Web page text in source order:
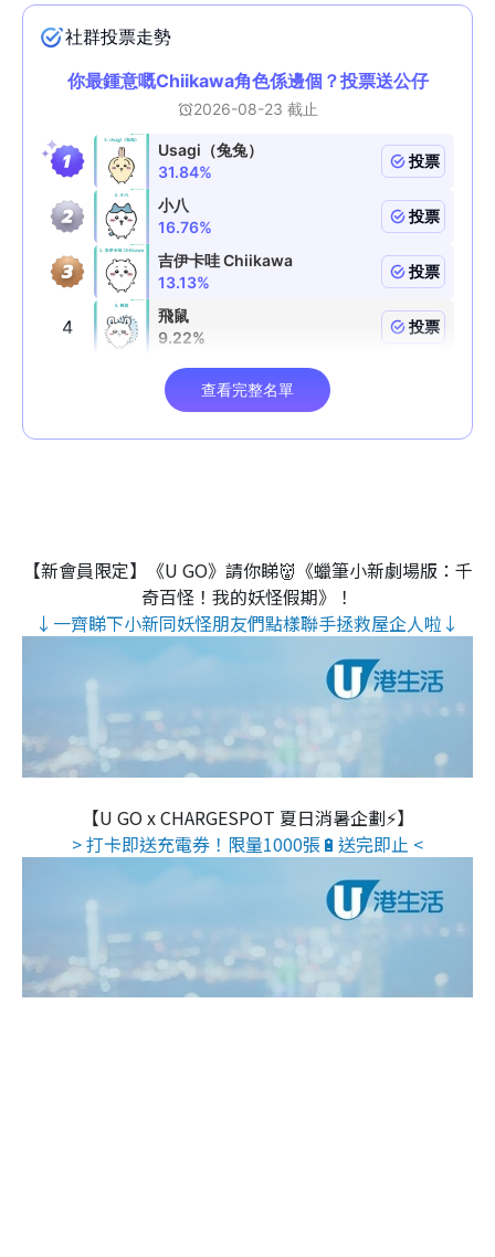
【新會員限定】《U GO》請你睇👹《蠟筆小新劇場版：千
奇百怪！我的妖怪假期》！
↓一齊睇下小新同妖怪朋友們點樣聯手拯救屋企人啦↓
【U GO x CHARGESPOT 夏日消暑企劃⚡】
> 打卡即送充電券！限量1000張🔋送完即止 <